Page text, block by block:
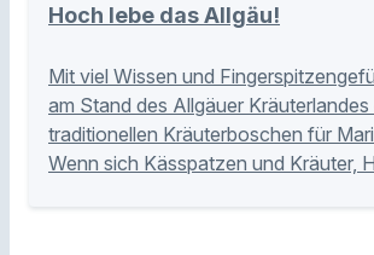
Hoch lebe das Allgäu!
Mit viel Wissen und
am Stand des Allgäuer Kräuterlandes
traditionellen Kräuterboschen für
Wenn sich Kässpatzen und Kräuter,